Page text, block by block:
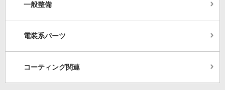
一般整備
電装系パーツ
コーティング関連